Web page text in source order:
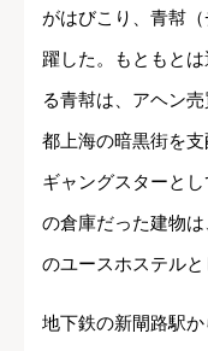
がはびこり、青幇
躍した。もともと
る青幇は、アヘン
都上海の暗黒街を
ギャングスターと
の倉庫だった建物
のユースホステルと
地下鉄の新閘路駅